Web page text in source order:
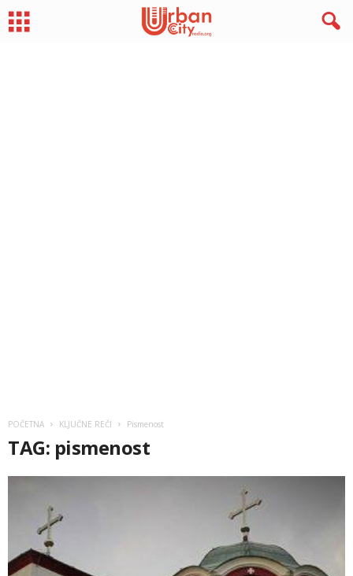
POČETNA KLJUČNE REČI Pismenost
TAG: pismenost